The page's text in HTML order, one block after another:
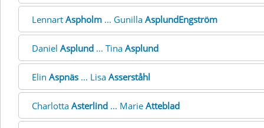
Lennart Aspholm ... Gunilla AsplundEngström
Daniel Asplund ... Tina Asplund
Elin Aspnäs ... Lisa Asserståhl
Charlotta Asterlind ... Marie Atteblad